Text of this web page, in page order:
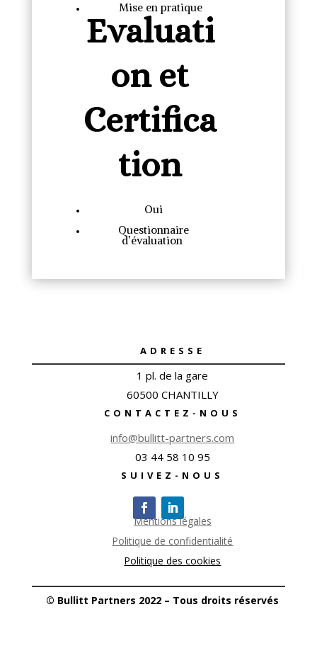
Mise en pratique
Evaluati
on et
Certifica
tion
Oui
Questionnaire
d’évaluation
ADRESSE
1 pl. de la gare
60500 CHANTILLY
CONTACTEZ-NOUS
info@bullitt-partners.com
03 44 58 10 95
SUIVEZ-NOUS
Mentions légales
Politique de confidentialité
Politique des cookies
© Bullitt Partners 2022 – Tous droits réservés